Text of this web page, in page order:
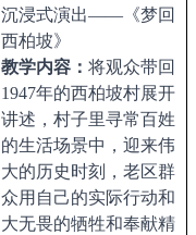
沉浸式演出——《梦回
西柏坡》
教学内容： 将观众带回
1947年的西柏坡村展开
讲述，村子里寻常百姓
的生活场景中，迎来伟
大的历史时刻，老区群
众用自己的实际行动和
大无畏的牺牲和奉献精